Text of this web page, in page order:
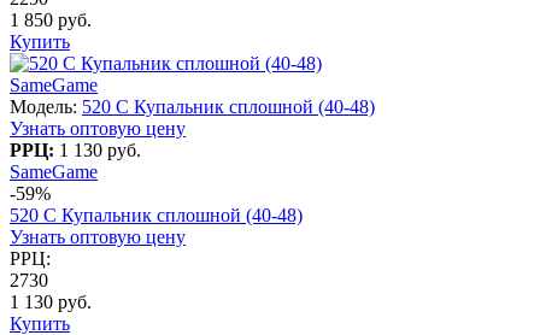
1 850 руб.
Купить
SameGame
Модель: 520 C Купальник сплошной (40-48)
Узнать оптовую цену
РРЦ: 1 130 руб.
SameGame
-59%
520 C Купальник сплошной (40-48)
Узнать оптовую цену
РРЦ:
2730
1 130 руб.
Купить